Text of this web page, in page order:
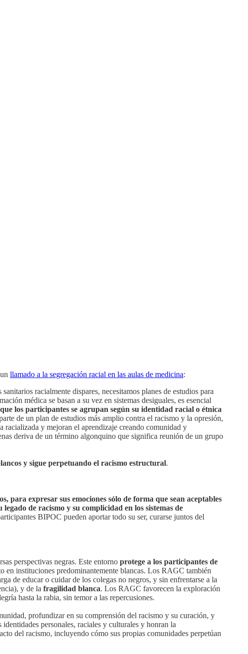
llamado a la segregación racial en las aulas de medicina:
racialmente dispares, necesitamos planes de estudios para
médica se basan a su vez en sistemas desiguales, es esencial
los participantes se agrupan según su identidad racial o étnica
de un plan de estudios más amplio contra el racismo y la opresión,
racializada y mejoran el aprendizaje creando comunidad y
deriva de un término algonquino que significa reunión de un grupo
y sigue perpetuando el racismo estructural.
para expresar sus emociones sólo de forma que sean aceptables
de racismo y su complicidad en los sistemas de
BIPOC pueden aportar todo su ser, curarse juntos del
perspectivas negras. Este entorno protege a los participantes de
en instituciones predominantemente blancas. Los RAGC también
de educar o cuidar de los colegas no negros, y sin enfrentarse a la
y de la fragilidad blanca. Los RAGC favorecen la exploración
hasta la rabia, sin temor a las repercusiones.
profundizar en su comprensión del racismo y su curación, y
personales, raciales y culturales y honran la
del racismo, incluyendo cómo sus propias comunidades perpetúan